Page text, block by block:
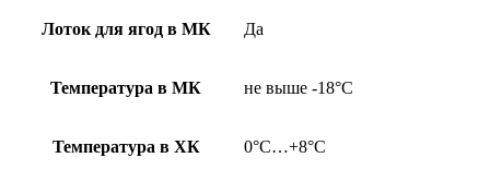
Лоток для ягод в МК Да
Температура в МК не выше -18°С
Температура в ХК 0°С…+8°С